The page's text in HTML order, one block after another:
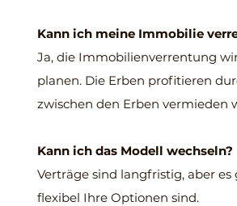
Kann ich meine Immobilie
Ja, die Immobilienverrentung
planen. Die Erben profitieren
zwischen den Erben vermieden
Kann ich das Modell wechseln?
Verträge sind langfristig, aber
flexibel Ihre Optionen sind.